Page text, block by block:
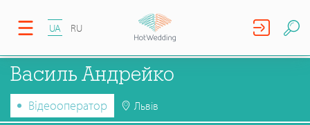
UA RU
Василь Андрейко
Відеооператор Львів